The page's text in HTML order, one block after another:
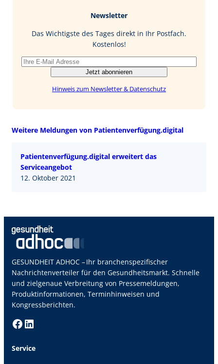
I
Newsletter
Das Wichtigste des Tages direkt in Ihr Postfach.
Kostenlos!
Jetzt abonnieren
Hinweis zum Newsletter & Datenschutz
Weitere Meldungen von Patientenverfügung.digital
Patientenverfügung.digital erweitert das
Serviceangebot
12. Oktober 2021
GESUNDHEIT ADHOC – Ihr branchenspezifischer
Nachrichtenverteiler für den Gesundheitsmarkt. Schnelle
und zielgenaue Verbreitung von Pressemeldungen,
Produktinformationen, Terminhinweisen und
Kongressberichten.
Facebook LinkedIn
Service